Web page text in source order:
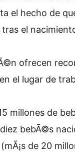
el hecho de
el
ofrecen
el lugar de
millones de
bebÃ©s
de 20